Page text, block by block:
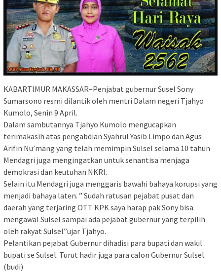
KABARTIMUR MAKASSAR–Penjabat gubernur Susel Sony
Sumarsono resmi dilantik oleh mentri Dalam negeri Tjahyo
Kumolo, Senin 9 April.
Dalam sambutannya Tjahyo Kumolo mengucapkan
terimakasih atas pengabdian Syahrul Yasib Limpo dan Agus
Arifin Nu’mang yang telah memimpin Sulsel selama 10 tahun
Mendagri juga mengingatkan untuk senantisa menjaga
demokrasi dan keutuhan NKRI.
Selain itu Mendagri juga menggaris bawahi bahaya korupsi yang
menjadi bahaya laten. ” Sudah ratusan pejabat pusat dan
daerah yang terjaring OTT KPK saya harap pak Sony bisa
mengawal Sulsel sampai ada pejabat gubernur yang terpilih
oleh rakyat Sulsel”ujar Tjahyo.
Pelantikan pejabat Gubernur dihadisi para bupati dan wakil
bupati se Sulsel. Turut hadir juga para calon Gubernur Sulsel.
(budi)